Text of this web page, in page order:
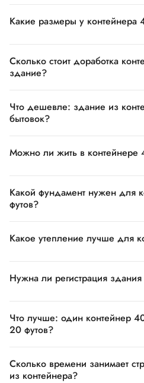
Какие размеры у контейнера
Сколько стоит доработка
здание?
Что дешевле: здание из
бытовок?
Можно ли жить в контейнере
Какой фундамент нужен для
футов?
Какое утепление лучше для
Нужна ли регистрация
Что лучше: один контейнер
20 футов?
Сколько времени занимает
из контейнера?